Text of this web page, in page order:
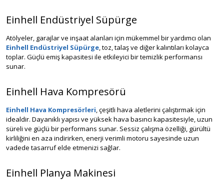
Einhell Endüstriyel Süpürge
Atölyeler, garajlar ve inşaat alanları için mükemmel bir yardımcı olan
Einhell Endüstriyel Süpürge, toz, talaş ve diğer kalıntıları kolayca
toplar. Güçlü emiş kapasitesi ile etkileyici bir temizlik performansı
sunar.
Einhell Hava Kompresörü
Einhell Hava Kompresörleri, çeşitli hava aletlerini çalıştırmak için
idealdir. Dayanıklı yapısı ve yüksek hava basıncı kapasitesiyle, uzun
süreli ve güçlü bir performans sunar. Sessiz çalışma özelliği, gürültü
kirliliğini en aza indirirken, enerji verimli motoru sayesinde uzun
vadede tasarruf elde etmenizi sağlar.
Einhell Planya Makinesi